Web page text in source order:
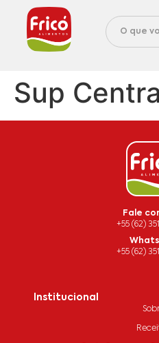
Sup
Fale
+55 (62)
+55 (62)
Institucional